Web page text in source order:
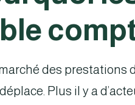
des prestations
Plus il y a